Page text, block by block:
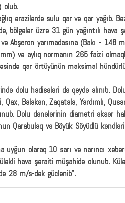
olub.
ərazilərdə sulu qar və qar yağıb.
bölgələr üzrə 31 gün yağıntılı hava
Abşeron yarımadasına (Bakı - 148
və aylıq normanın 265 faizi
qar örtüyünün maksimal
dolu hadisələri də qeydə alınıb.
Qax, Balakən, Zaqatala, Yardımlı,
Dolu dənələrinin diametri əksər
Qarabulaq və Böyük Söyüdlü
olaraq 10 sarı və narıncı
hava şəraiti müşahidə olunub.
28 m/s-dək güclənib".